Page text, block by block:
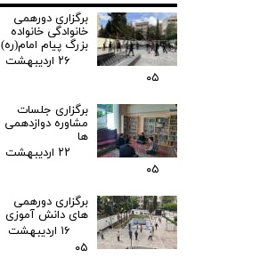
برگزاری دورهمی
خانوادگی خانواده
بزرگ پیام امام(ره)
۲۶ اردیبهشت
۰۵
برگزاری جلسات
مشاوره دوازدهمی
ها
۲۲ اردیبهشت
۰۵
برگزاری دورهمی
های دانش آموزی
۱۶ اردیبهشت
۰۵